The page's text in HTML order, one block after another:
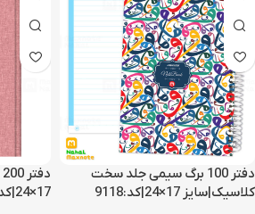
دفتر 100 برگ سیمی جلد سخت
کلاسیک|سایز 17×24|کد:9118
17×24|کد:9206